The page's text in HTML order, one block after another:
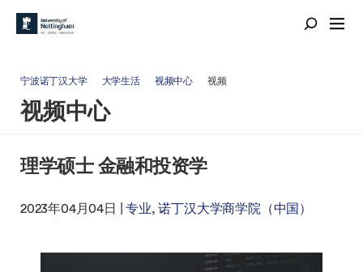
宁波诺丁汉大学 大学生活 视频中心 视频
视频中心
理学硕士 金融和投资学
2023年04月04日 |专业 诺丁汉大学商学院（中国）